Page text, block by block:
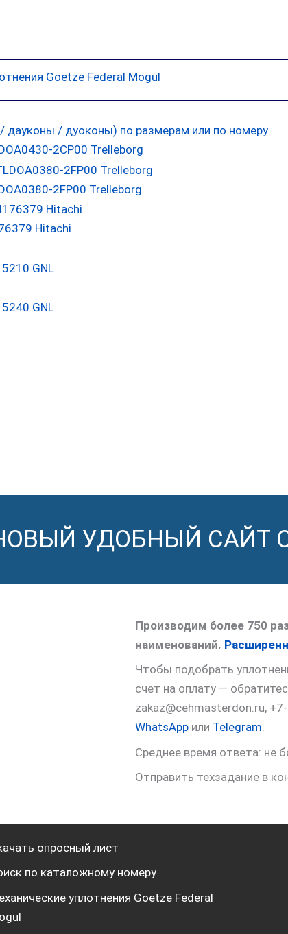
Goetze Federal Mogul
2CP00 Trelleborg
2FP00 Trelleborg
Hitachi
GNL
GNL
УДОБНЫЙ САЙТ
Производим более 750
наименований.
Чтобы подобрать
счет на оплату —
zakaz@cehmasterdon.ru,
WhatsApp или Telegram.
Среднее время ответа: не
Отправить техзадание в
опросный лист
по каталожному номеру
уплотнения Goetze Federal